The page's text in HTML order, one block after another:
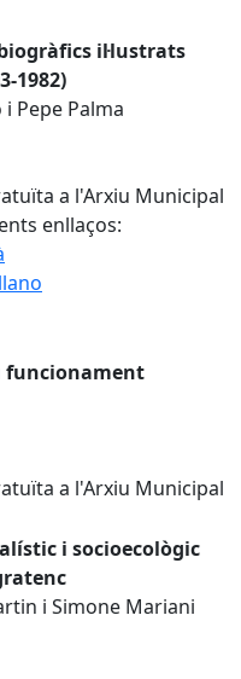
il·lustrats
1982)
Pepe Palma
a l'Arxiu Municipal
enllaços:
funcionament
a l'Arxiu Municipal
i socioecològic
i Simone Mariani